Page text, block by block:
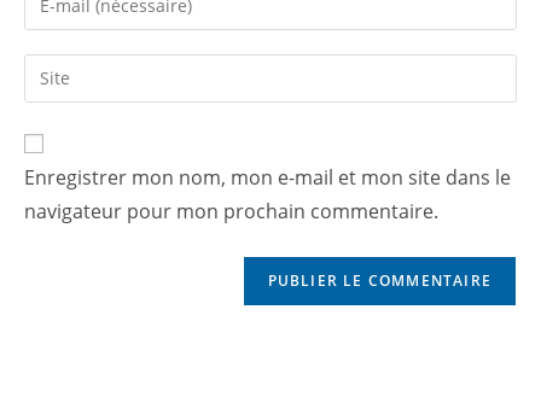
Enregistrer mon nom, mon e-mail et mon site dans le
navigateur pour mon prochain commentaire.